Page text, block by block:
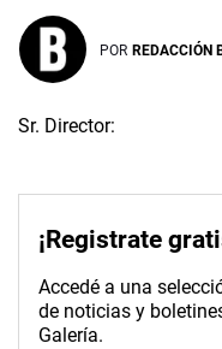
POR REDACCIÓN
Sr. Director:
¡Registrate
Accedé a una
de noticias y
Galería.